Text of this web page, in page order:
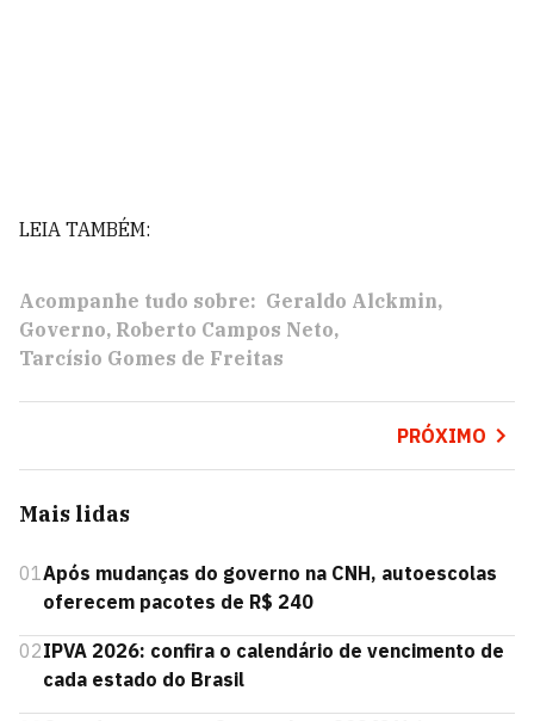
LEIA TAMBÉM:
Acompanhe tudo sobre: Geraldo Alckmin
Governo Roberto Campos Neto
Tarcísio Gomes de Freitas
PRÓXIMO
Mais lidas
01Após mudanças do governo na CNH, autoescolas
oferecem pacotes de R$ 240
02IPVA 2026: confira o calendário de vencimento de
cada estado do Brasil